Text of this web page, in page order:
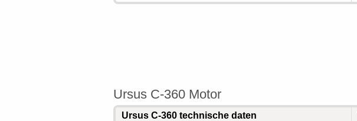
Ursus C-360 Motor
Ursus C-360 technische daten